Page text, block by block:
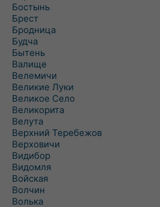
Бостынь
Брест
Бродница
Будча
Бытень
Валище
Велемичи
Великие Луки
Великое Село
Великорита
Велута
Верхний Теребежов
Верховичи
Видибор
Видомля
Войская
Волчин
Волька